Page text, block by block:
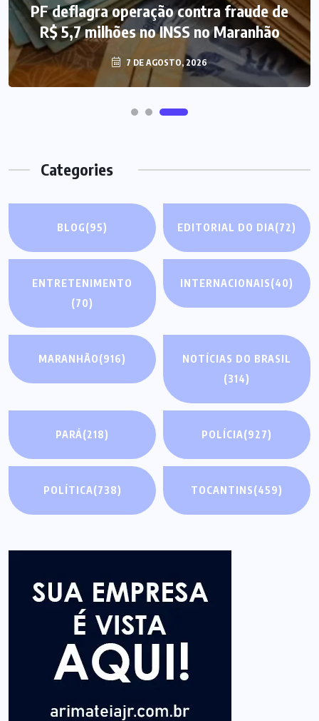
PF deflagra operação contra fraude de
R$ 5,7 milhões no INSS no Maranhão
7 DE AGOSTO, 2026
Mega-Sena 3.041 acumula, e prêmio
estimado chega a R$ 165 milhões
7 DE AGOSTO, 2026
Categories
BLOG(95) EDITORIAL DO DIA(72)
ENTRETENIMENTO
(70)
INTERNACIONAIS(40)
MARANHÃO(916)
NOTÍCIAS DO BRASIL
(314)
PARÁ(218) POLÍCIA(927)
POLÍTICA(738) TOCANTINS(459)